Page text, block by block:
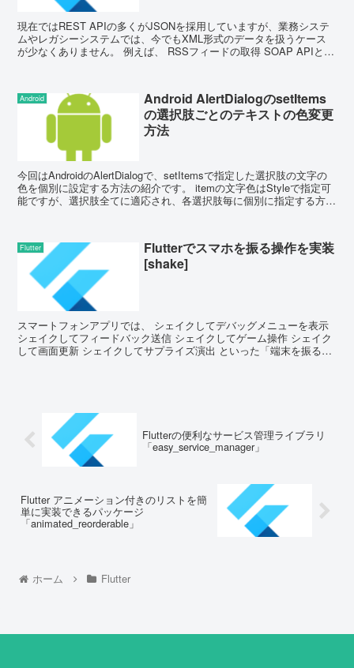
現在ではREST APIの多くがJSONを採用していますが、業務システ
ムやレガシーシステムでは、今でもXML形式のデータを扱うケース
が少なくありません。 例えば、 RSSフィードの取得 SOAP APIとの
Android
Android AlertDialogのsetItems
の選択肢ごとのテキストの色変更
方法
今回はAndroidのAlertDialogで、setItemsで指定した選択肢の文字の
色を個別に設定する方法の紹介です。 itemの文字色はStyleで指定可
能ですが、選択肢全てに適応され、各選択肢毎に個別に指定する方法
Flutter
Flutterでスマホを振る操作を実装
[shake]
スマートフォンアプリでは、 シェイクしてデバッグメニューを表示
シェイクしてフィードバック送信 シェイクしてゲーム操作 シェイク
して画面更新 シェイクしてサプライズ演出 といった「端末を振る」
Flutterの便利なサービス管理ライブラリ
「easy_service_manager」
Flutter アニメーション付きのリストを簡
単に実装できるパッケージ
「animated_reorderable」
ホーム Flutter